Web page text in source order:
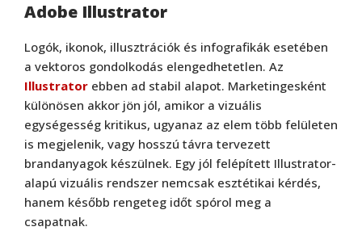
Adobe Illustrator
Logók, ikonok, illusztrációk és infografikák esetében
a vektoros gondolkodás elengedhetetlen. Az
Illustrator ebben ad stabil alapot. Marketingesként
különösen akkor jön jól, amikor a vizuális
egységesség kritikus, ugyanaz az elem több felületen
is megjelenik, vagy hosszú távra tervezett
brandanyagok készülnek. Egy jól felépített Illustrator-
alapú vizuális rendszer nemcsak esztétikai kérdés,
hanem később rengeteg időt spórol meg a
csapatnak.